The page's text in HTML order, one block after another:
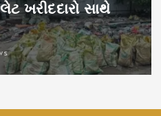
ખરીદદારો સાથે